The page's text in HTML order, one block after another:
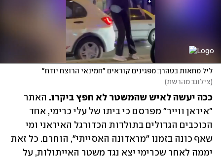
ליל מחאות בטהרן: מפגינים קוראים "חמינאי הרוצח יודח"
(צילום: מהרשת)
ככה יעשה לאיש שהמשטר לא חפץ ביקרו.